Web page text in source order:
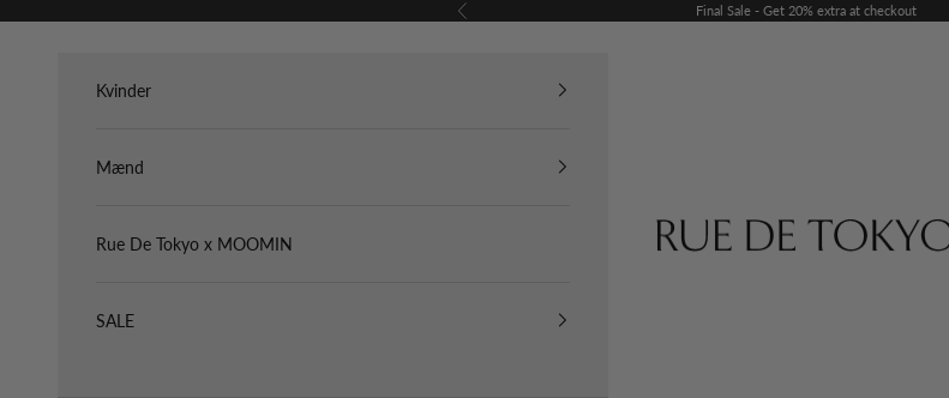
Forrige Final Sale - Get 20% extra at checkout
Rue De Tokyo
Kvinder
Mænd
Rue De Tokyo x MOOMIN
SALE